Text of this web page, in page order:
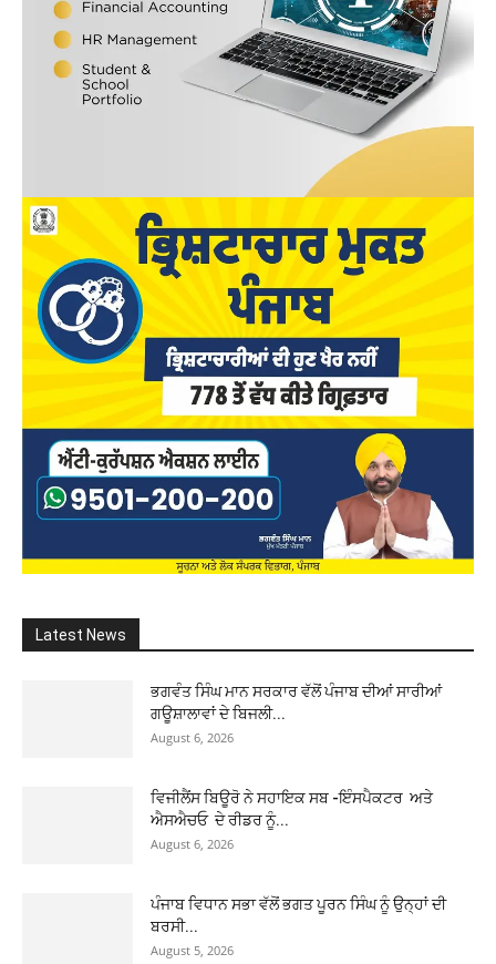
Latest News
ਭਗਵੰਤ ਸਿੰਘ ਮਾਨ ਸਰਕਾਰ ਵੱਲੋਂ ਪੰਜਾਬ ਦੀਆਂ ਸਾਰੀਆਂ
ਗਊਸ਼ਾਲਾਵਾਂ ਦੇ ਬਿਜਲੀ...
August 6, 2026
ਵਿਜੀਲੈਂਸ ਬਿਊਰੋ ਨੇ ਸਹਾਇਕ ਸਬ -ਇੰਸਪੈਕਟਰ ਅਤੇ
ਐਸਐਚਓ ਦੇ ਰੀਡਰ ਨੂੰ...
August 6, 2026
ਪੰਜਾਬ ਵਿਧਾਨ ਸਭਾ ਵੱਲੋਂ ਭਗਤ ਪੂਰਨ ਸਿੰਘ ਨੂੰ ਉਨ੍ਹਾਂ ਦੀ
ਬਰਸੀ...
August 5, 2026